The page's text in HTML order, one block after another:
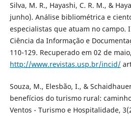
Silva, M. R., Hayashi, C. R. M., &
junho). Análise bibliométrica e
especialistas que atuam no campo.
Ciência da Informação e
110-129. Recuperado em 02 de
http://www.revistas.usp.br/incid/
Souza, M., Elesbão, I., &
benefícios do turismo rural:
Ventos - Turismo e Hospitalidade,